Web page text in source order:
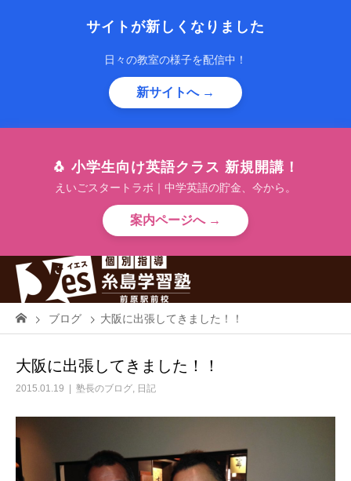
サイトが新しくなりました
日々の教室の様子を配信中！
新サイトへ →
🐧 小学生向け英語クラス 新規開講！
えいごスタートラボ｜中学英語の貯金、今から。
案内ページへ →
ブログ 大阪に出張してきました！！
大阪に出張してきました！！
2015.01.19 塾長のブログ, 日記